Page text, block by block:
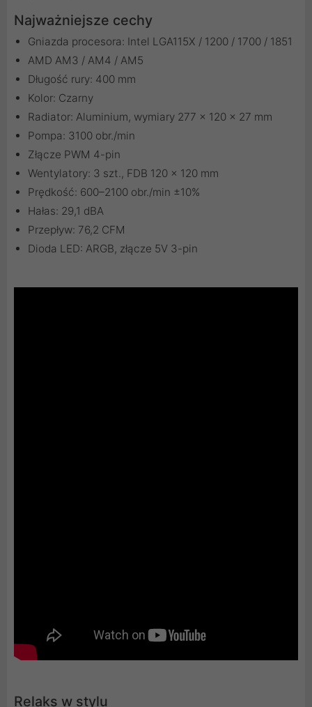
Najważniejsze cechy
Gniazda procesora: Intel LGA115X / 1200 / 1700 / 1851
AMD AM3 / AM4 / AM5
Długość rury: 400 mm
Kolor: Czarny
Radiator: Aluminium, wymiary 277 x 120 x 27 mm
Pompa: 3100 obr./min
Złącze PWM 4-pin
Wentylatory: 3 szt., FDB 120 x 120 mm
Prędkość: 600–2100 obr./min ±10%
Hałas: 29,1 dBA
Przepływ: 76,2 CFM
Dioda LED: ARGB, złącze 5V 3-pin
Relaks w stylu